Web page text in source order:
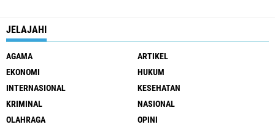
JELAJAHI
AGAMA
ARTIKEL
EKONOMI
HUKUM
INTERNASIONAL
KESEHATAN
KRIMINAL
NASIONAL
OLAHRAGA
OPINI